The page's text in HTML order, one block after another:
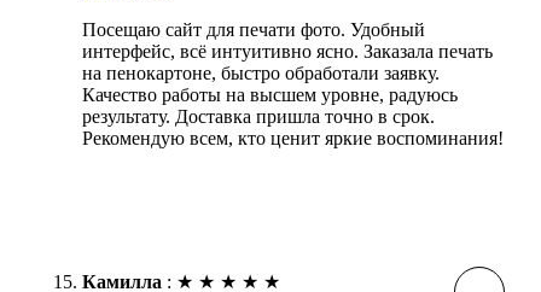
Посещаю сайт для печати фото. Удобный
интерфейс, всё интуитивно ясно. Заказала печать
на пенокартоне, быстро обработали заявку.
Качество работы на высшем уровне, радуюсь
результату. Доставка пришла точно в срок.
Рекомендую всем, кто ценит яркие воспоминания!
Камилла : ★ ★ ★ ★ ★